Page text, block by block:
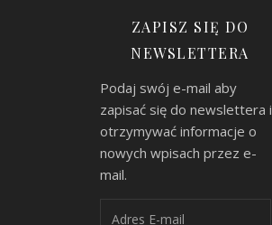
ZAPISZ SIĘ DO
NEWSLETTERA
Podaj swój e-mail aby
zapisać się do newslettera i
otrzymywać informacje o
nowych wpisach przez e-
mail.